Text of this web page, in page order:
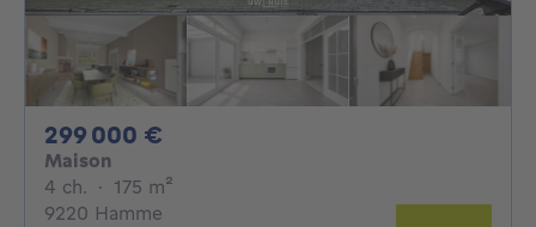
299 000 €
Maison
4 ch. 4 chambres
· 175 m²
9220 Hamme